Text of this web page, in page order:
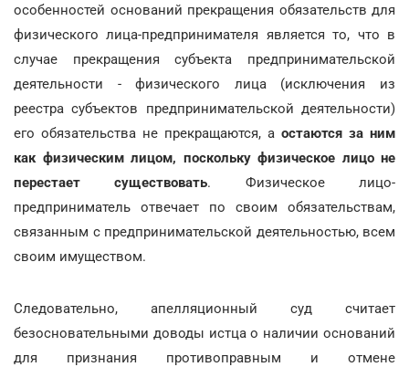
особенностей оснований прекращения обязательств для
физического лица-предпринимателя является то, что в
случае прекращения субъекта предпринимательской
деятельности - физического лица (исключения из
реестра субъектов предпринимательской деятельности)
его обязательства не прекращаются, а остаются за ним
как физическим лицом, поскольку физическое лицо не
перестает существовать. Физическое лицо-
предприниматель отвечает по своим обязательствам,
связанным с предпринимательской деятельностью, всем
своим имуществом.
Следовательно, апелляционный суд считает
безосновательными доводы истца о наличии оснований
для признания противоправным и отмене